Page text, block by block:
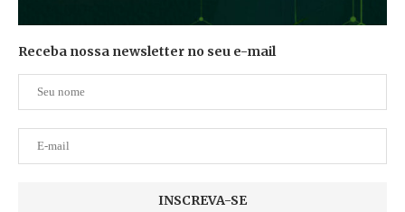
Receba nossa newsletter no seu e-mail